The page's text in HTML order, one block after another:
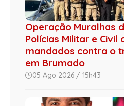
Operação Muralhas
Polícias Militar e Civil
mandados contra o
em Brumado
05 Ago 2026 / 15h43